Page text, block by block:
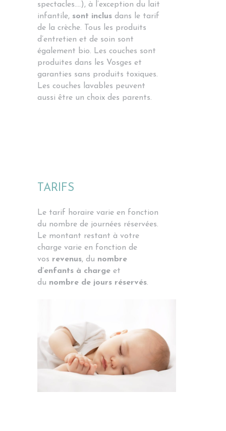
spectacles….), à l’exception du lait
infantile, sont inclus dans le tarif
de la crèche. Tous les produits
d’entretien et de soin sont
également bio. Les couches sont
produites dans les Vosges et
garanties sans produits toxiques.
Les couches lavables peuvent
aussi être un choix des parents.
TARIFS
Le tarif horaire varie en fonction
du nombre de journées réservées.
Le montant restant à votre
charge varie en fonction de
vos revenus, du nombre
d’enfants à charge et
du nombre de jours réservés.